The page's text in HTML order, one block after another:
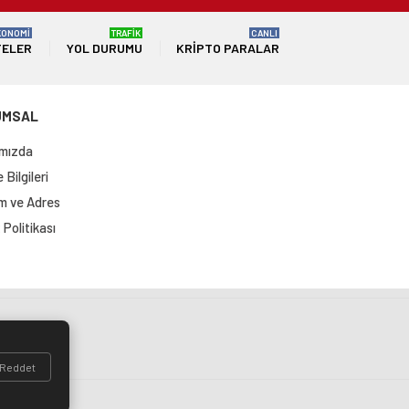
YOL DURUMU
TRAFİK
KRIPTO PARALAR
CANLI
Bilgileri
ve Adres
Reddet